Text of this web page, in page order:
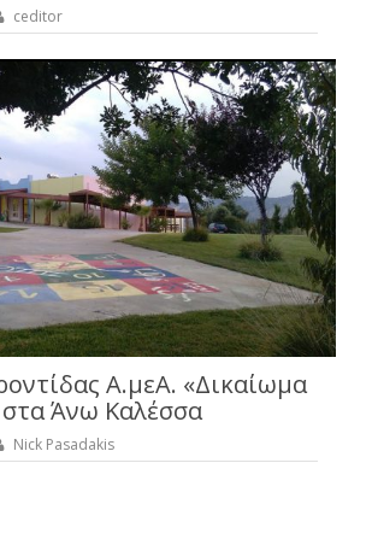
ceditor
Α.μεΑ. «Δικαίωμα
Άνω Καλέσσα
Nick Pasadakis